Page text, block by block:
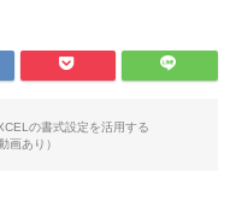
の書式設定を活用する
画あり）